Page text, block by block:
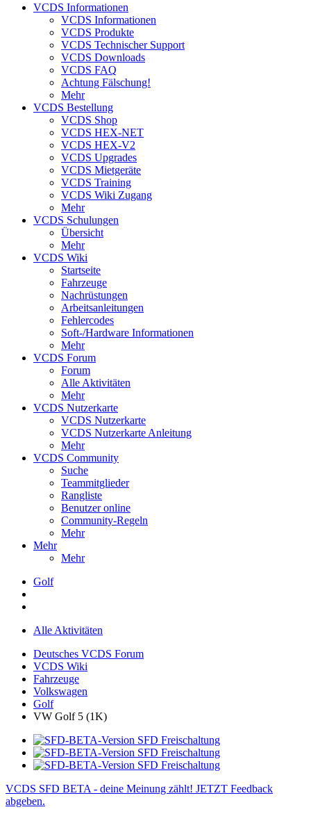
VCDS Informationen
VCDS Informationen
VCDS Produkte
VCDS Technischer Support
VCDS Downloads
VCDS FAQ
Achtung Fälschung!
Mehr
VCDS Bestellung
VCDS Shop
VCDS HEX-NET
VCDS HEX-V2
VCDS Upgrades
VCDS Mietgeräte
VCDS Training
VCDS Wiki Zugang
Mehr
VCDS Schulungen
Übersicht
Mehr
VCDS Wiki
Startseite
Fahrzeuge
Nachrüstungen
Arbeitsanleitungen
Fehlercodes
Soft-/Hardware Informationen
Mehr
VCDS Forum
Forum
Alle Aktivitäten
Mehr
VCDS Nutzerkarte
VCDS Nutzerkarte
VCDS Nutzerkarte Anleitung
Mehr
VCDS Community
Suche
Teammitglieder
Rangliste
Benutzer online
Community-Regeln
Mehr
Mehr
Mehr
Golf
Alle Aktivitäten
Deutsches VCDS Forum
VCDS Wiki
Fahrzeuge
Volkswagen
Golf
VW Golf 5 (1K)
VCDS SFD BETA - deine Meinung zählt! JETZT Feedback
abgeben.